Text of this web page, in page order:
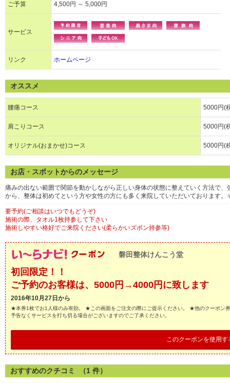
ご予算 4,500円 ～ 5,000円
サービス
リンク ホームページ
オススメ
腰痛コース 5000円(
肩こりコース 5000円(
オリジナル(おまかせ)コース 5000円(
お店・スポットからのメッセージ
痛みの出ない範囲で関節を動かしながら正しい身体の状態に整えていく方法で
から、整体は初めてという方や女性の方にも多く来院していただいております
要予約(ご相談はいつでもどうぞ)
施術の際、タオル1枚持参して下さい
施術しやすい格好でご来院ください(柔らかいズボン持参等)
磐田整体けんこう堂
初回限定！！
ご予約のお客様は、5000円→4000円に致します
2016年10月27日から
★本券1枚でお1人様のみ有効。 ★この画面をご注文の際にご提示ください。 ★他のクーポン
予告なくサービスを打ち切る場合がございますのでご了承ください。
このクーポンを使用す
おすすめのクチコミ （1 件）